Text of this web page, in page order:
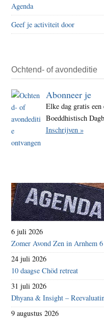
Agenda
Geef je activiteit door
Ochtend- of avondeditie
Abonneer je
Elke dag gratis een
Boeddhistisch
Inschrijven »
6 juli 2026
Zomer Avond Zen in Arnhem
24 juli 2026
10 daagse Chöd retreat
31 juli 2026
Dhyana & Insight –
9 augustus 2026